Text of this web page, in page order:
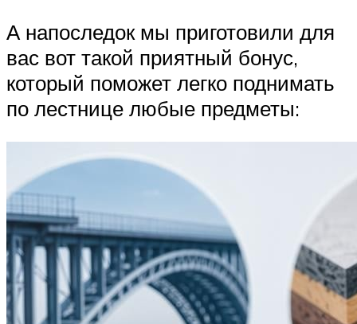
А напоследок мы приготовили для
вас вот такой приятный бонус,
который поможет легко поднимать
по лестнице любые предметы: